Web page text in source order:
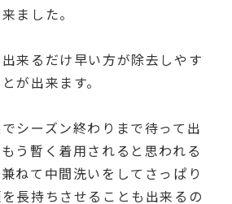
ました。
来るだけ早い方が除去しやす
が出来ます。
シーズン終わりまで待って出
う暫く着用されると思われる
ねて中間洗いをしてさっぱり
長持ちさせることも出来るの